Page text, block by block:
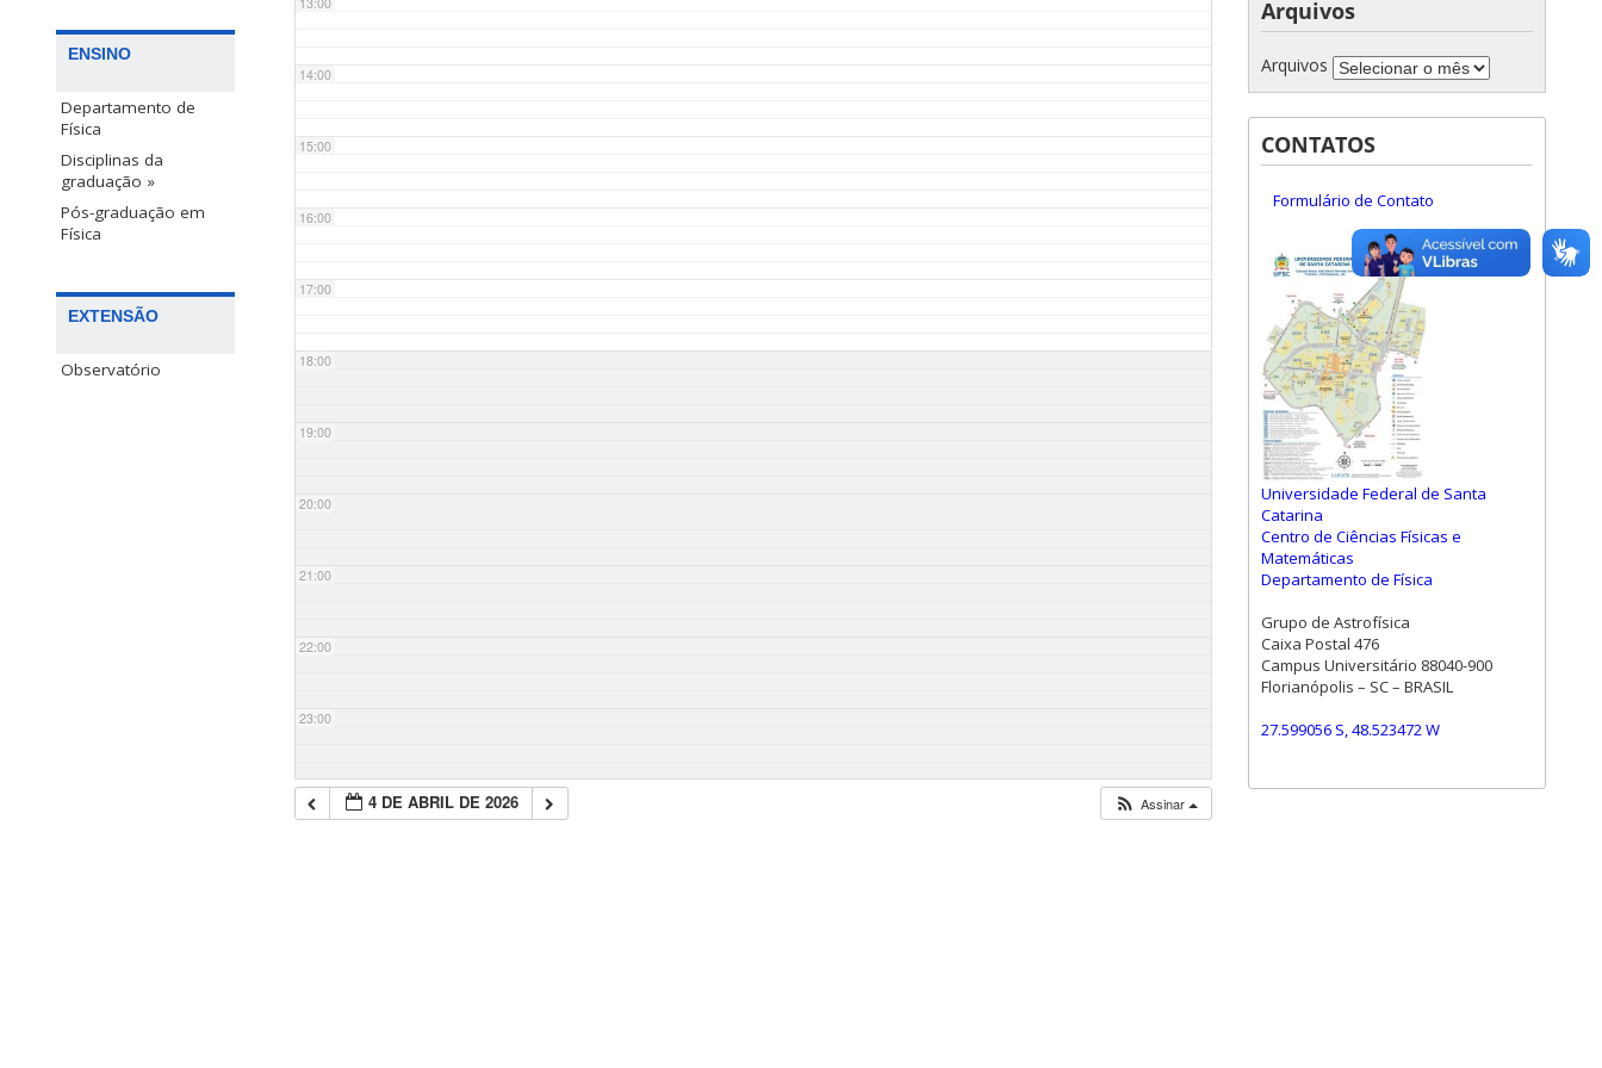
ENSINO
Departamento de
Física
Disciplinas da
graduação »
Pós-graduação em
Física
EXTENSÃO
Observatório
14:00
15:00
16:00
17:00
18:00
19:00
20:00
21:00
22:00
23:00
4 DE ABRIL DE 2026 Assinar
Arquivos
Arquivos
CONTATOS
Formulário de Contato
Universidade Federal de Santa
Catarina
Centro de Ciências Físicas e
Matemáticas
Departamento de Física
Grupo de Astrofísica
Caixa Postal 476
Campus Universitário 88040-900
Florianópolis – SC – BRASIL
27.599056 S, 48.523472 W